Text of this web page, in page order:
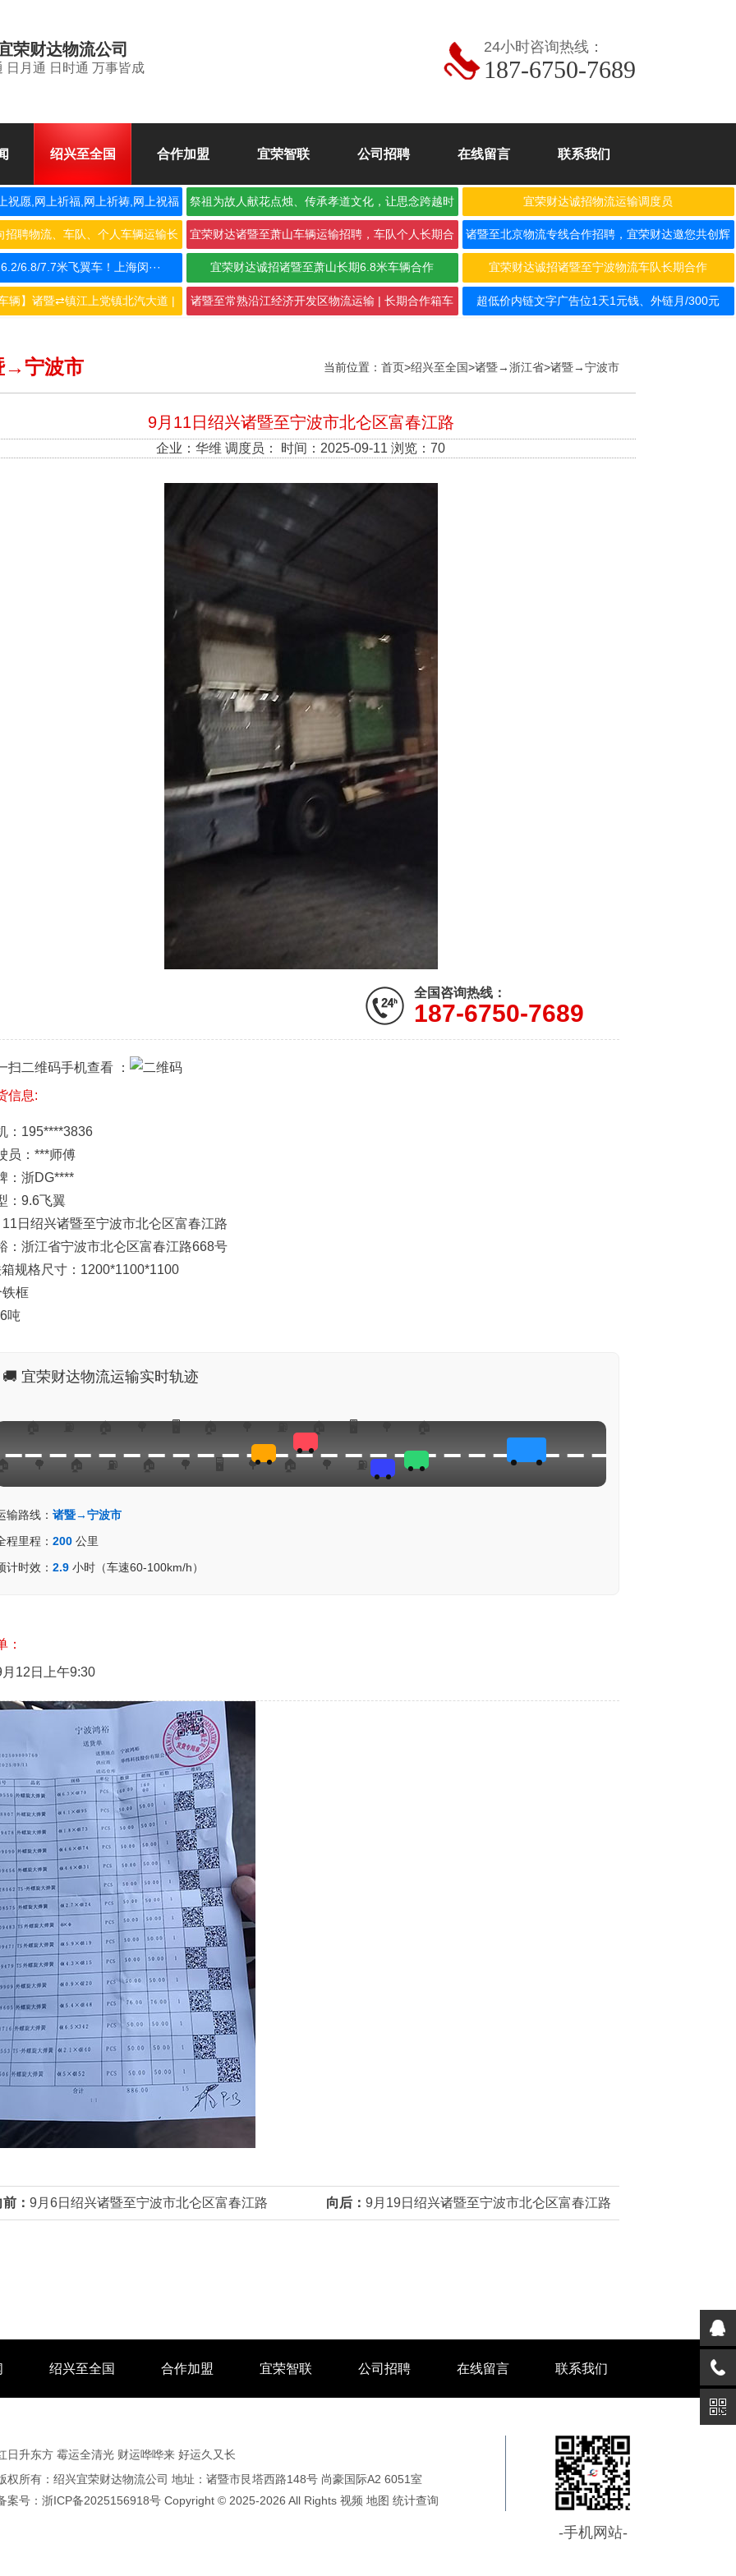
荣财达物流公司
日月通 日时通 万事皆成
24小时咨询热线：
187-6750-7689
绍兴至全国 合作加盟 宜荣智联 公司招聘 在线留言 联系我们
祝愿,网上祈福,网上祈祷,网上祝福 祭祖为故人献花点烛、传承孝道文化，让思念跨越时
空
宜荣财达诚招物流运输调度员
招聘物流、车队、个人车辆运输长
期合···
宜荣财达诸暨至萧山车辆运输招聘，车队个人长期合
作，···
诸暨至北京物流专线合作招聘，宜荣财达邀您共创辉
煌！
6.8/7.7米飞翼车！上海闵··· 宜荣财达诚招诸暨至萧山长期6.8米车辆合作 宜荣财达诚招诸暨至宁波物流车队长期合作
辆】诸暨⇄镇江上党镇北汽大道 | 诸暨至常熟沿江经济开发区物流运输 | 长期合作箱车 超低价内链文字广告位1天1元钱、外链月/300元
→宁波市 当前位置： 首页>绍兴至全国>诸暨→浙江省>诸暨→宁波市
9月11日绍兴诸暨至宁波市北仑区富春江路
企业： 华维 调度员： 时间：2025-09-11 浏览：70
全国咨询热线：
187-6750-7689
扫二维码手机查看 ：
信息:
：195****3836
员：***师傅
：浙DG****
：9.6飞翼
日绍兴诸暨至宁波市北仑区富春江路
：浙江省宁波市北仑区富春江路668号
规格尺寸：1200*1100*1100
框
吨
🚚 宜荣财达物流运输实时轨迹
输路线： 诸暨→宁波市
程里程： 200 公里
计时效： 2.9 小时（车速60-100km/h）
：
： 9月6日绍兴诸暨至宁波市北仑区富春江路 向后： 9月19日绍兴诸暨至宁波市北仑区富春江路
绍兴至全国 合作加盟 宜荣智联 公司招聘 在线留言 联系我们
日升东方 霉运全清光 财运哗哗来 好运久又长
权所有：绍兴宜荣财达物流公司 地址：诸暨市艮塔西路148号 尚豪国际A2 6051室
案号： 浙ICP备2025156918号 Copyright © 2025-2026 All Rights 视频 地图 统计查询
-手机网站-